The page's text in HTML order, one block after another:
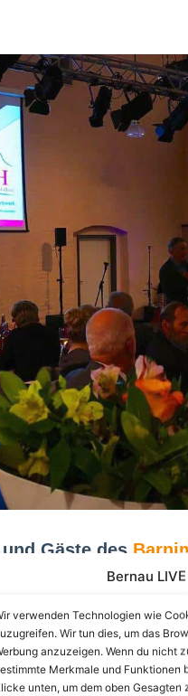
Bernau
verwenden Technologien wie
Wir tun dies, um das
anzuzeigen. Wenn du nicht
Merkmale und Funktionen
unten, um dem oben
Gäste des
im
Ofenhaus
und
vor 25 Jahren, am